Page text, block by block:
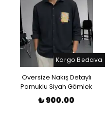
Kargo Bedava
Oversize Nakış Detaylı
Pamuklu Siyah Gömlek
₺ 900.00